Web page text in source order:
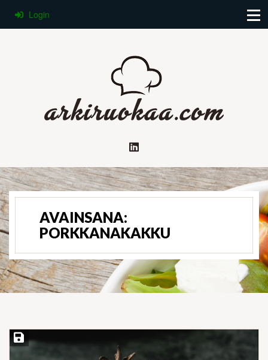
Login
AVAINSANA:
PORKKANAKAKKU
Save Recipe